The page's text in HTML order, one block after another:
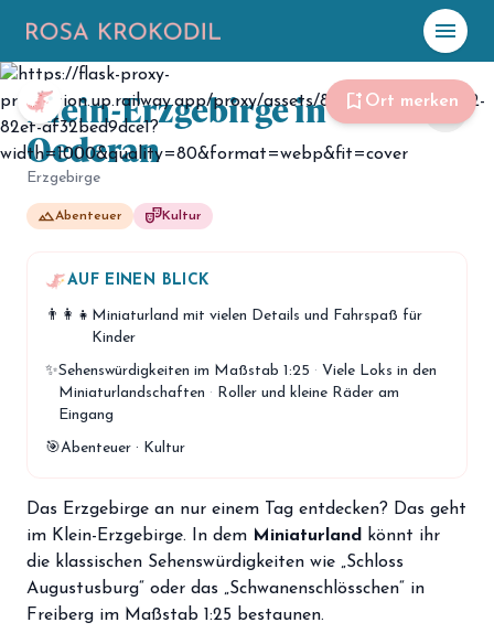
menu
☀️ Heute
Plane mit Kroki
celebration
hiking Abenteuer
Unterkünfte
menu_book Guides
storefront Shop
loyalty Mitgliedschaft
handshake Partnerschaft
bookmark_add Ort merken
Klein-Erzgebirge in
Oederan
Erzgebirge
landscapeAbenteuer theater_comedyKultur
share
AUF EINEN BLICK
👨‍👩‍👧 Miniaturland mit vielen Details und Fahrspaß für
Kinder
✨Sehenswürdigkeiten im Maßstab 1:25 · Viele Loks in den
Miniaturlandschaften · Roller und kleine Räder am
Eingang
🎯Abenteuer · Kultur
Das Erzgebirge an nur einem Tag entdecken? Das geht
im Klein-Erzgebirge. In dem Miniaturland
könnt ihr
die klassischen Sehenswürdigkeiten wie „Schloss
Augustusburg“ oder das „Schwanenschlösschen“ in
Freiberg im Maßstab 1:25 bestaunen.